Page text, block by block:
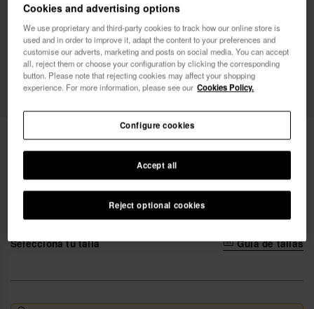
Havaianas Palas Clásicas 31,99 €
Selecciona tu talla Guía de tallas
Deseo recibir comunicaciones comerciales por
cualquier medio. He leído y acepto laPolítica de
Privacidad.
quiero un 10% dto.
Cookies and advertising options
We use proprietary and third-party cookies to track how our online store is
used and in order to improve it, adapt the content to your preferences and
customise our adverts, marketing and posts on social media. You can accept
all, reject them or choose your configuration by clicking the corresponding
button. Please note that rejecting cookies may affect your shopping
experience. For more information, please see our Cookies Policy.
Reject optional cookies
Accept all
Configure cookies